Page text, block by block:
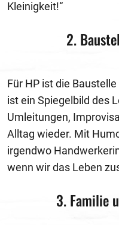
Kleinigkeit!“
2.
Für HP ist die
ist ein Spiegelbild des
Umleitungen,
Alltag wieder. Mit
irgendwo
wenn wir das Leben
3. Familie